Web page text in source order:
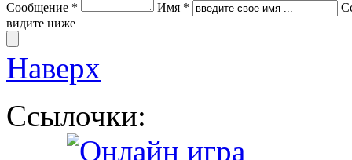
Сообщение * Имя *
видите ниже
Наверх
Ссылочки: